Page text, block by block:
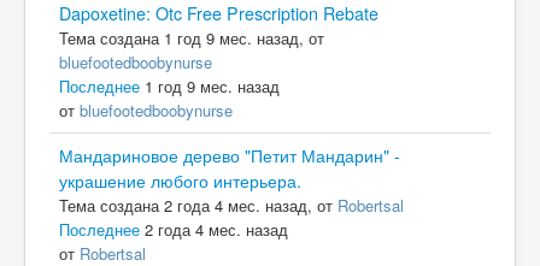
Dapoxetine: Otc Free Prescription Rebate
Тема создана 1 год 9 мес. назад, от
bluefootedboobynurse
Последнее 1 год 9 мес. назад
от bluefootedboobynurse
Мандариновое дерево "Петит Мандарин" -
украшение любого интерьера.
Тема создана 2 года 4 мес. назад, от Robertsal
Последнее 2 года 4 мес. назад
от Robertsal